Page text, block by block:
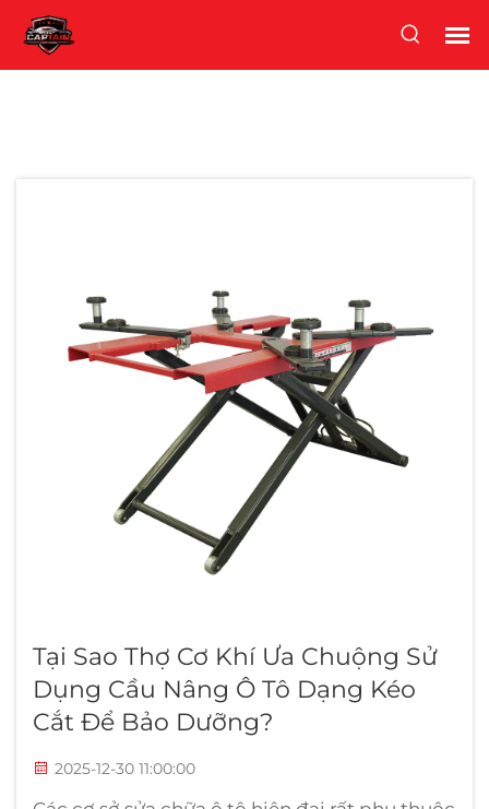
Tại Sao Thợ Cơ Khí Ưa Chuộng Sử
Dụng Cầu Nâng Ô Tô Dạng Kéo
Cắt Để Bảo Dưỡng?
2025-12-30 11:00:00